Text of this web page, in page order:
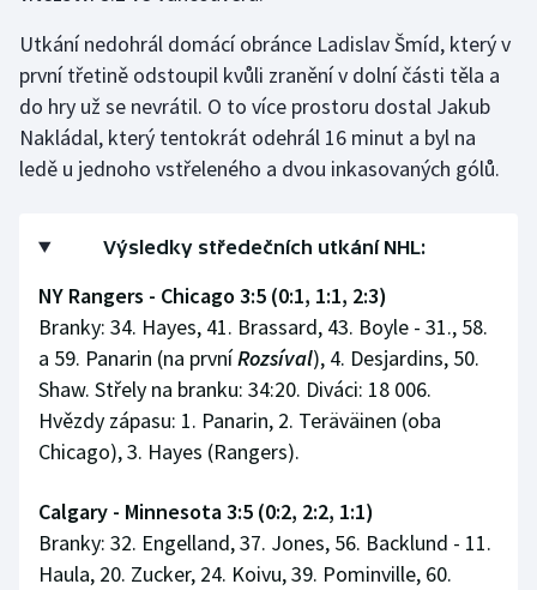
Utkání nedohrál domácí obránce Ladislav Šmíd, který v
první třetině odstoupil kvůli zranění v dolní části těla a
do hry už se nevrátil. O to více prostoru dostal Jakub
Nakládal, který tentokrát odehrál 16 minut a byl na
ledě u jednoho vstřeleného a dvou inkasovaných gólů.
Výsledky středečních utkání NHL:
NY Rangers - Chicago 3:5 (0:1, 1:1, 2:3)
Branky: 34. Hayes, 41. Brassard, 43. Boyle - 31., 58.
a 59. Panarin (na prvníRozsíval), 4. Desjardins, 50.
Shaw. Střely na branku: 34:20. Diváci: 18 006.
Hvězdy zápasu: 1. Panarin, 2. Teräväinen (oba
Chicago), 3. Hayes (Rangers).
Calgary - Minnesota 3:5 (0:2, 2:2, 1:1)
Branky: 32. Engelland, 37. Jones, 56. Backlund - 11.
Haula, 20. Zucker, 24. Koivu, 39. Pominville, 60.